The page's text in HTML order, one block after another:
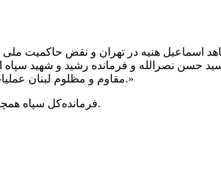
اسماعیل هنیه در تهران و نقض حاکمیت
حسن نصرالله و فرمانده رشید و شهید
مقاوم و مظلوم لبنان عملیات وعده صادق۲ را با نام مبارک یا رسول الله یا رسول الله یا رسول الله آغاز کنید، توکل بر خدا کنید، موفق باشید.»
فرمانده‌کل سپاه همچنین در گفتگو با مسعود پزشکیان رئیس جمهور از پرتاب ۲۰۰ فروند موشک به‌سمت سرزمین‌های اشغالی خبر داد.